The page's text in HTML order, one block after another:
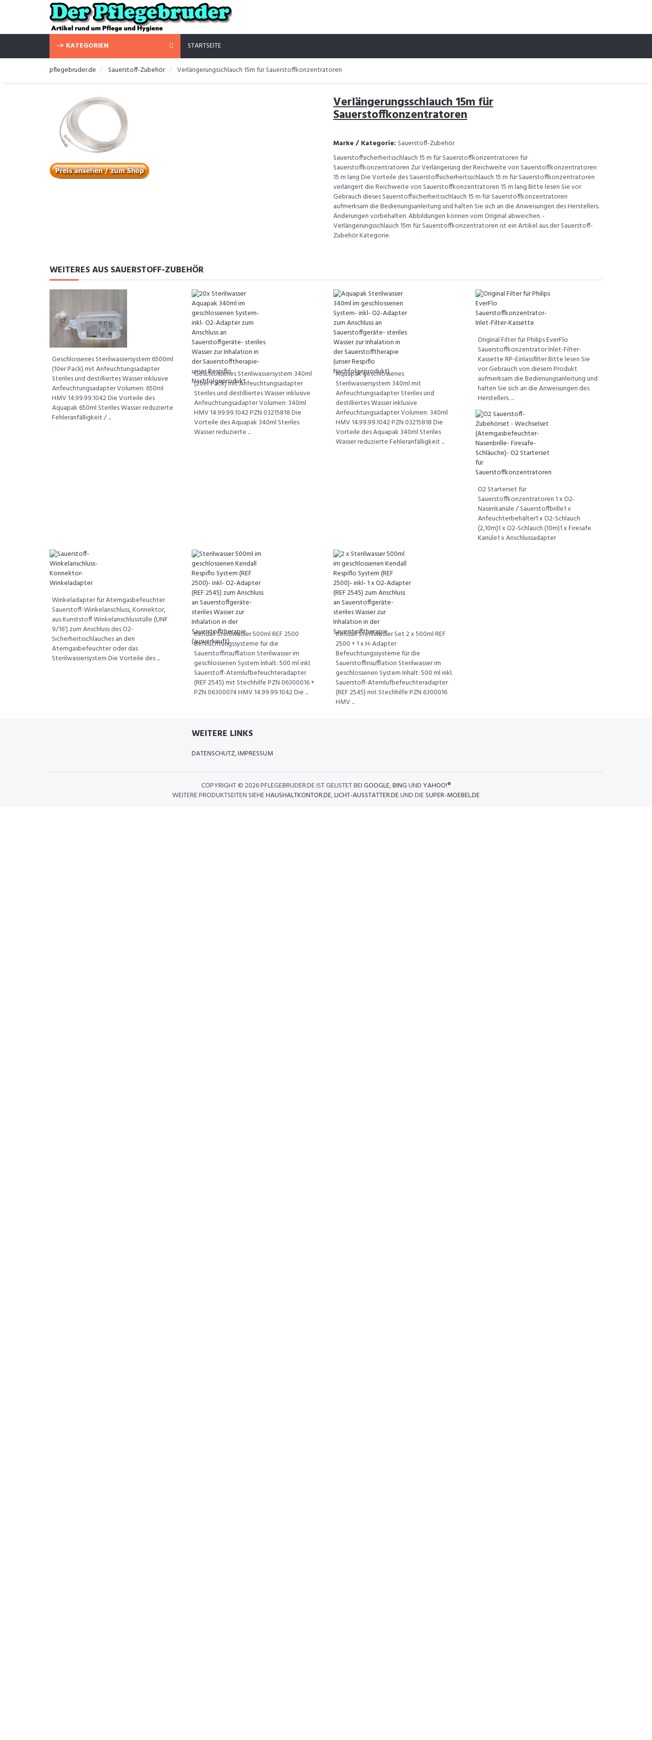
-> KATEGORIEN STARTSEITE
pflegebruder.de Sauerstoff-Zubehör Verlängerungsschlauch 15m für Sauerstoffkonzentratoren
Verlängerungsschlauch 15m für
Sauerstoffkonzentratoren
Marke / Kategorie: Sauerstoff-Zubehör
Sauerstoffsicherheitsschlauch 15 m für Sauerstoffkonzentratoren für
Sauerstoffkonzentratoren Zur Verlängerung der Reichweite von Sauerstoffkonzentratoren
15 m lang Die Vorteile des Sauerstoffsicherheitsschlauch 15 m für Sauerstoffkonzentratoren
verlängert die Reichweite von Sauerstoffkonzentratoren 15 m lang Bitte lesen Sie vor
Gebrauch dieses Sauerstoffsicherheitsschlauch 15 m für Sauerstoffkonzentratoren
aufmerksam die Bedienungsanleitung und halten Sie sich an die Anweisungen des Herstellers.
Änderungen vorbehalten. Abbildungen können vom Original abweichen. -
Verlängerungsschlauch 15m für Sauerstoffkonzentratoren ist ein Artikel aus der Sauerstoff-
Zubehör Kategorie.
WEITERES AUS SAUERSTOFF-ZUBEHÖR
Geschlossenes Sterilwassersystem 6500ml
(10er Pack) mit Anfeuchtungsadapter
Steriles und destilliertes Wasser inklusive
Anfeuchtungsadapter Volumen: 650ml
HMV 14.99.99.1042 Die Vorteile des
Aquapak 650ml Steriles Wasser reduzierte
Fehleranfälligkeit / ...
Geschlossenes Sterilwassersystem 340ml
(20er Pack) mit Anfeuchtungsadapter
Steriles und destilliertes Wasser inklusive
Anfeuchtungsadapter Volumen: 340ml
HMV 14.99.99.1042 PZN 03215818 Die
Vorteile des Aquapak 340ml Steriles
Wasser reduzierte ...
Aquapak geschlossenes
Sterilwassersystem 340ml mit
Anfeuchtungsadapter Steriles und
destilliertes Wasser inklusive
Anfeuchtungsadapter Volumen: 340ml
HMV 14.99.99.1042 PZN 03215818 Die
Vorteile des Aquapak 340ml Steriles
Wasser reduzierte Fehleranfälligkeit ...
Original Filter für Philips EverFlo
Sauerstoffkonzentrator Inlet-Filter-
Kassette RP-Einlassfilter Bitte lesen Sie
vor Gebrauch von diesem Produkt
aufmerksam die Bedienungsanleitung und
halten Sie sich an die Anweisungen des
Herstellers. ...
O2 Starterset für
Sauerstoffkonzentratoren 1 x O2-
Nasenkanüle / Sauerstoffbrille1 x
Anfeuchterbehälter1 x O2-Schlauch
(2,10m)1 x O2-Schlauch (10m)1 x Firesafe
Kanüle1 x Anschlussadapter
Winkeladapter für Atemgasbefeuchter
Sauerstoff-Winkelanschluss, Konnektor,
aus Kunststoff Winkelanschlusstülle (UNF
9/16') zum Anschluss des O2-
Sicherheitsschlauches an den
Atemgasbefeuchter oder das
Sterilwassersystem Die Vorteile des ...
Kendall Sterilwasser 500ml REF 2500
Befeuchtungssysteme für die
Sauerstoffinsufflation Sterilwasser im
geschlossenen System Inhalt: 500 ml inkl.
Sauerstoff-Atemlufbefeuchteradapter
(REF 2545) mit Stechhilfe PZN 06300016 +
PZN 06300074 HMV 14.99.99.1042 Die ...
Kendall Sterilwasser Set 2 x 500ml REF
2500 + 1 x H-Adapter
Befeuchtungssysteme für die
Sauerstoffinsufflation Sterilwasser im
geschlossenen System Inhalt: 500 ml inkl.
Sauerstoff-Atemlufbefeuchteradapter
(REF 2545) mit Stechhilfe PZN 6300016
HMV ...
WEITERE LINKS
DATENSCHUTZ, IMPRESSUM
COPYRIGHT ©2026 PFLEGEBRUDER.DE IST GELISTET BEIGOOGLE,BINGUND YAHOO!®
WEITERE PRODUKTSEITEN SIEHEHAUSHALTKONTOR.DE,LICHT-AUSSTATTER.DEUND DIE SUPER-MOEBEL.DE